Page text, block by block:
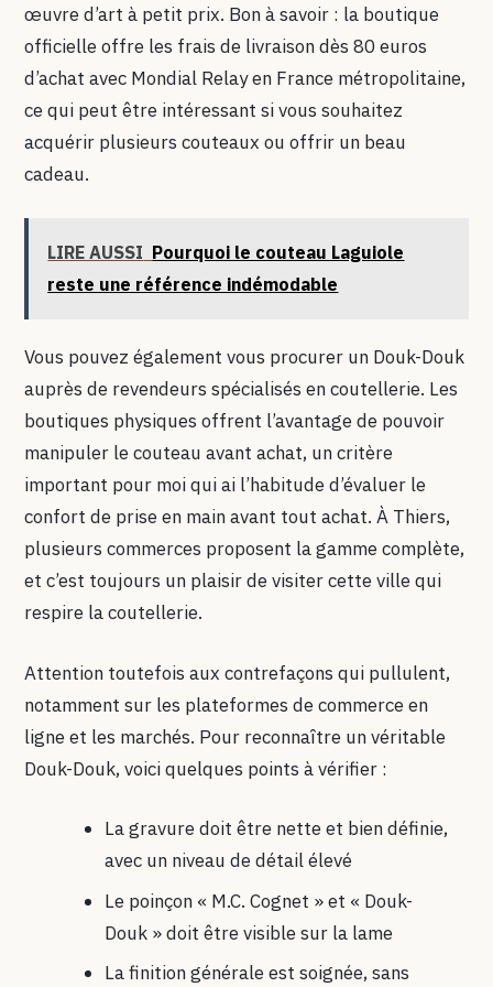
œuvre d’art à petit prix. Bon à savoir : la boutique
officielle offre les frais de livraison dès 80 euros
d’achat avec Mondial Relay en France métropolitaine,
ce qui peut être intéressant si vous souhaitez
acquérir plusieurs couteaux ou offrir un beau
cadeau.
LIRE AUSSI Pourquoi le couteau Laguiole
reste une référence indémodable
Vous pouvez également vous procurer un Douk-Douk
auprès de revendeurs spécialisés en coutellerie. Les
boutiques physiques offrent l’avantage de pouvoir
manipuler le couteau avant achat, un critère
important pour moi qui ai l’habitude d’évaluer le
confort de prise en main avant tout achat. À Thiers,
plusieurs commerces proposent la gamme complète,
et c’est toujours un plaisir de visiter cette ville qui
respire la coutellerie.
Attention toutefois aux contrefaçons qui pullulent,
notamment sur les plateformes de commerce en
ligne et les marchés. Pour reconnaître un véritable
Douk-Douk, voici quelques points à vérifier :
La gravure doit être nette et bien définie,
avec un niveau de détail élevé
Le poinçon « M.C. Cognet » et « Douk-
Douk » doit être visible sur la lame
La finition générale est soignée, sans